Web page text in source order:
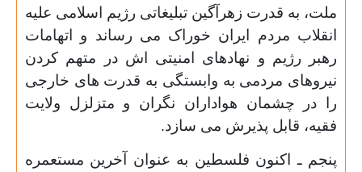
ملت، به قدرت زهرآگین تبلیغاتی رژیم اسلامی علیه
انقلاب مردم ایران خوراک می رساند و اتهامات
رهبر رژیم و نهادهای امنیتی اش در متهم کردن
نیروهای مردمی به وابستگی به قدرت های خارجی
را در چشمان هواداران نگران و متزلزل ولایت
فقیه، قابل پذیرش می سازد.
پنجم ـ اکنون فلسطین به عنوان آخرین مستعمره